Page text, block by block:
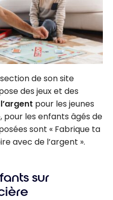
de son site
des jeux et des
pour les jeunes
pour les enfants âgés de
sont « Fabrique ta
avec de l’argent ».
sur